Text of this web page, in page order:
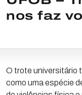
nos faz
O trote universitário
como uma espécie